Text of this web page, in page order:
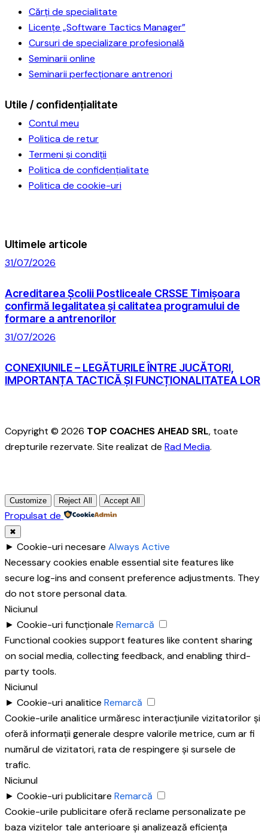
Cărți de specialitate
Licențe „Software Tactics Manager”
Cursuri de specializare profesională
Seminarii online
Seminarii perfecționare antrenori
Utile / confidențialitate
Contul meu
Politica de retur
Termeni și condiții
Politica de confidențialitate
Politica de cookie-uri
Ultimele articole
31/07/2026
Acreditarea Școlii Postliceale CRSSE Timișoara
confirmă legalitatea și calitatea programului de
formare a antrenorilor
31/07/2026
CONEXIUNILE – LEGĂTURILE ÎNTRE JUCĂTORI,
IMPORTANȚA TACTICĂ ȘI FUNCȚIONALITATEA LOR
Copyright © 2026 TOP COACHES AHEAD SRL, toate
drepturile rezervate. Site realizat de Rad Media.
Customize Reject All Accept All
Propulsat de
✖
► Cookie-uri necesare Always Active
Necessary cookies enable essential site features like
secure log-ins and consent preference adjustments. They
do not store personal data.
Niciunul
► Cookie-uri funcționale Remarcă
Functional cookies support features like content sharing
on social media, collecting feedback, and enabling third-
party tools.
Niciunul
► Cookie-uri analitice Remarcă
Cookie-urile analitice urmăresc interacțiunile vizitatorilor și
oferă informații generale despre valorile metrice, cum ar fi
numărul de vizitatori, rata de respingere și sursele de
trafic.
Niciunul
► Cookie-uri publicitare Remarcă
Cookie-urile publicitare oferă reclame personalizate pe
baza vizitelor tale anterioare și analizează eficiența